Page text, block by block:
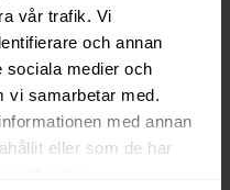
vår trafik. Vi
och annan
sociala medier och
vi samarbetar med.
med annan
eller som de har